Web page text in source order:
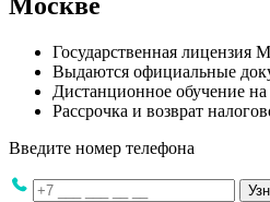
Государственная лицензия
Выдаются официальные
Дистанционное обучение
Рассрочка и возврат
Введите номер телефона